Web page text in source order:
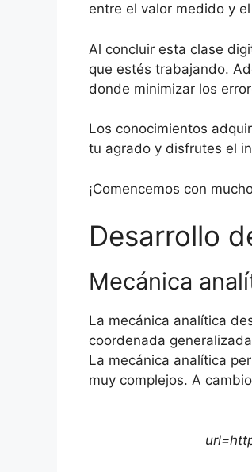
entre el valor medido y
Al concluir esta clase
que estés trabajando.
donde minimizar los
Los conocimientos
tu agrado y disfrutes el
¡Comencemos con
Desarrollo
Mecánica
La mecánica analítica
coordenada
La mecánica analítica
muy complejos. A